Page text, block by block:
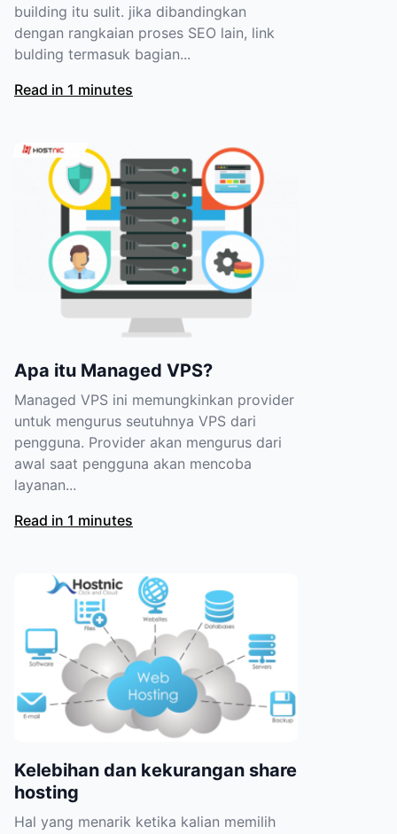
building itu sulit. jika dibandingkan
dengan rangkaian proses SEO lain, link
bulding termasuk bagian...
Read in 1 minutes
Apa itu Managed VPS?
Managed VPS ini memungkinkan provider
untuk mengurus seutuhnya VPS dari
pengguna. Provider akan mengurus dari
awal saat pengguna akan mencoba
layanan...
Read in 1 minutes
Kelebihan dan kekurangan share
hosting
Hal yang menarik ketika kalian memilih